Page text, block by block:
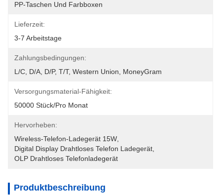
PP-Taschen Und Farbboxen
Lieferzeit:
3-7 Arbeitstage
Zahlungsbedingungen:
L/C, D/A, D/P, T/T, Western Union, MoneyGram
Versorgungsmaterial-Fähigkeit:
50000 Stück/pro Monat
Hervorheben:
Wireless-Telefon-Ladegerät 15W
Digital Display Drahtloses Telefon Ladegerät
OLP Drahtloses Telefonladegerät
Produktbeschreibung